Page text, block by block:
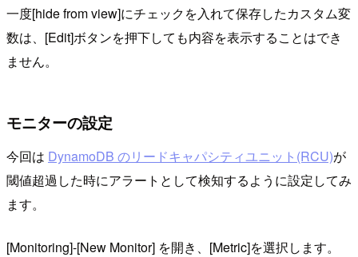
一度[hide from view]にチェックを入れて保存したカスタム変
数は、[Edit]ボタンを押下しても内容を表示することはでき
ません。
モニターの設定
今回は DynamoDB のリードキャパシティユニット(RCU)が
閾値超過した時にアラートとして検知するように設定してみ
ます。
[Monitoring]-[New Monitor] を開き、[Metric]を選択します。